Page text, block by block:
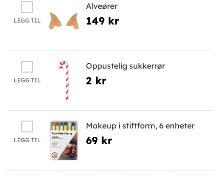
LEGG TIL
Alveører
149 kr
LEGG TIL
Oppustelig sukkerrør
2 kr
LEGG TIL
Makeup i stiftform, 6 enheter
69 kr